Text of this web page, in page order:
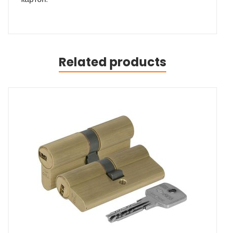
Related products